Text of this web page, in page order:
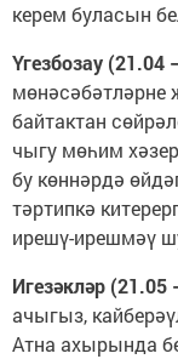
керем буласын
Үгезбозау (21.04
мөнәсәбәтләрне
байтактан
чыгу мөһим
бу көннәрдә
тәртипкә
ирешү-ирешмәү
Игезәкләр (21.05
ачыгыз,
Атна ахырында